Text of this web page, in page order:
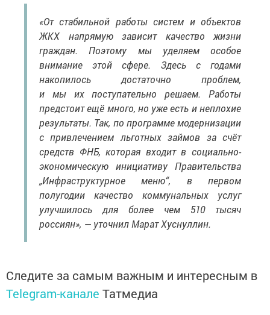
«От стабильной работы систем и объектов
ЖКХ напрямую зависит качество жизни
граждан. Поэтому мы уделяем особое
внимание этой сфере. Здесь с годами
накопилось достаточно проблем,
и мы их поступательно решаем. Работы
предстоит ещё много, но уже есть и неплохие
результаты. Так, по программе модернизации
с привлечением льготных займов за счёт
средств ФНБ, которая входит в социально-
экономическую инициативу Правительства
„Инфраструктурное меню“, в первом
полугодии качество коммунальных услуг
улучшилось для более чем 510 тысяч
россиян», — уточнил Марат Хуснуллин.
Следите за самым важным и интересным в
Telegram-канале Татмедиа